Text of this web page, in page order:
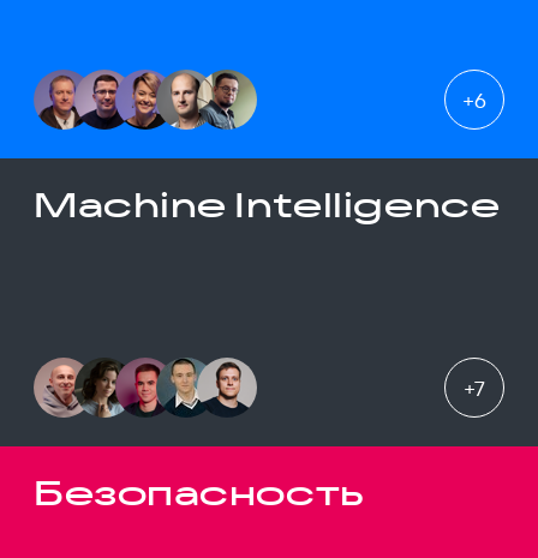
+6
Machine Intelligence
+7
Безопасность